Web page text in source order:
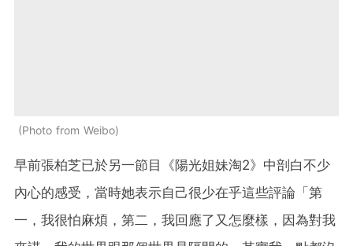
Photo from Weibo
早前張柏芝已於另一節目《陽光姐妹淘2》中剖白不少
內心的感受，當時她表示自己很少在乎這些評論「第
一，我很怕麻煩，第二，我回應了又怎麼樣，因為對我